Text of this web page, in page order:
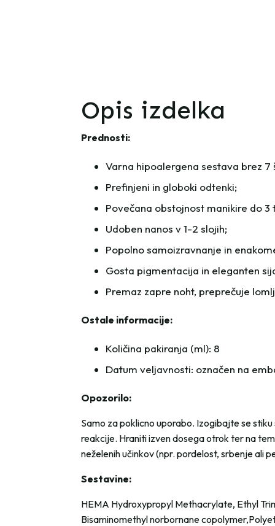
Opis izdelka
Prednosti:
Varna hipoalergena sestava brez 7
Prefinjeni in globoki odtenki;
Povečana obstojnost manikire do 3
Udoben nanos v 1-2 slojih;
Popolno samoizravnanje in
Gosta pigmentacija in eleganten
Premaz zapre noht, preprečuje
Ostale informacije:
Količina pakiranja (ml): 8
Datum veljavnosti: označen na
Opozorilo:
Samo za poklicno uporabo. Izogibajte se
reakcije. Hraniti izven dosega otrok ter na
neželenih učinkov (npr. pordelost, srbenje ali
Sestavine:
HEMA Hydroxypropyl Methacrylate, Ethyl
Bisaminomethyl norbornane